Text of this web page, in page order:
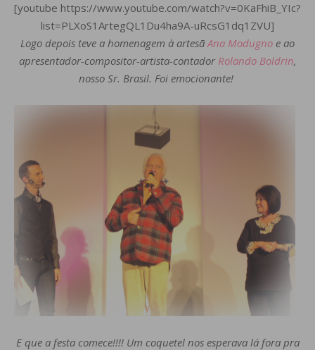
[youtube https://www.youtube.com/watch?v=0KaFhiB_YIc?
list=PLXoS1ArtegQL1Du4ha9A-uRcsG1dq1ZVU]
Logo depois teve a homenagem à artesãAna Modugno e ao
apresentador-compositor-artista-contador Rolando Boldrin,
nosso Sr. Brasil. Foi emocionante!
E que a festa comece!!!! Um coquetel nos esperava lá fora pra